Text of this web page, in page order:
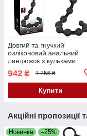
Довгий та гнучкий
силіконовий анальний
ланцюжок з кульками
Black Velvets Anal Beads
942 ₴ 1 256 ₴
Купити
Акційні пропозиції
Новинка –25%